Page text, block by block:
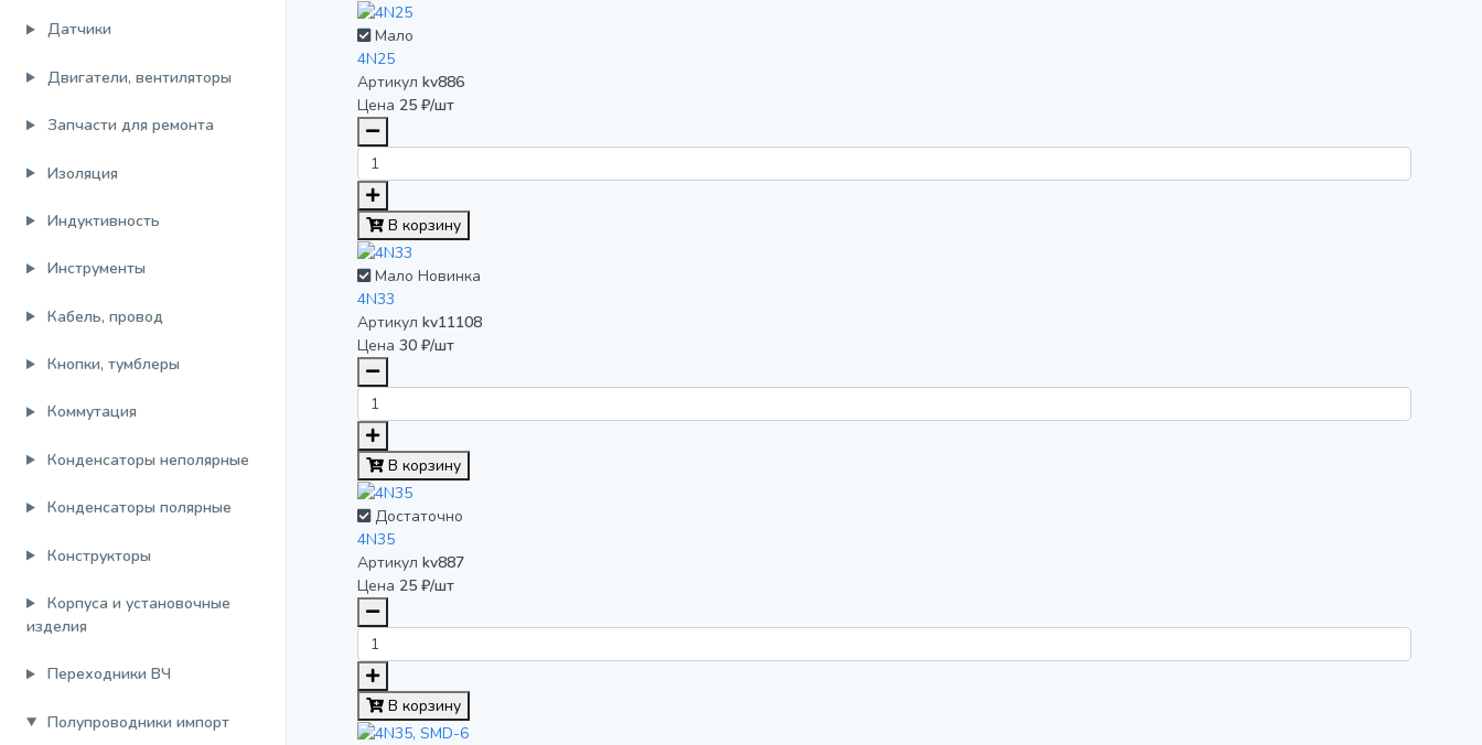
Датчики
Двигатели, вентиляторы
Запчасти для ремонта
Изоляция
Индуктивность
Инструменты
Кабель, провод
Кнопки, тумблеры
Коммутация
Конденсаторы неполярные
Конденсаторы полярные
Конструкторы
Корпуса и установочные
изделия
Переходники ВЧ
Полупроводники импорт
Мало
4N25
Артикул kv886
Цена 25 ₽/шт
В корзину
Мало Новинка
4N33
Артикул kv11108
Цена 30 ₽/шт
В корзину
Достаточно
4N35
Артикул kv887
Цена 25 ₽/шт
В корзину